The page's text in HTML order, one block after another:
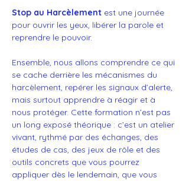
Stop au Harcèlement est une journée
pour ouvrir les yeux, libérer la parole et
reprendre le pouvoir.
Ensemble, nous allons comprendre ce qui
se cache derrière les mécanismes du
harcèlement, repérer les signaux d’alerte,
mais surtout apprendre à réagir et à
nous protéger. Cette formation n’est pas
un long exposé théorique : c’est un atelier
vivant, rythmé par des échanges, des
études de cas, des jeux de rôle et des
outils concrets que vous pourrez
appliquer dès le lendemain, que vous